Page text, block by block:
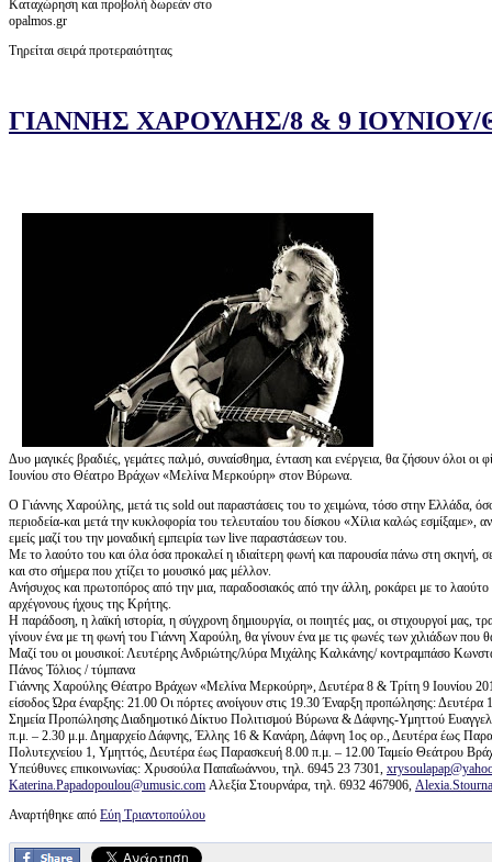
Καταχώρηση και προβολή δωρεάν στο
opalmos.gr
Τηρείται σειρά προτεραιότητας
ΓΙΑΝΝΗΣ ΧΑΡΟΥΛΗΣ/8 & 9
Δυο μαγικές βραδιές, γεμάτες παλμό, συναίσθημα, ένταση και ενέργεια, θα ζήσουν όλοι
Ιουνίου στο Θέατρο Βράχων «Μελίνα Μερκούρη» στον Βύρωνα.
Ο Γιάννης Χαρούλης, μετά τις sold out παραστάσεις του το χειμώνα, τόσο στην Ελλάδα,
περιοδεία-και μετά την κυκλοφορία του τελευταίου του δίσκου «Χίλια καλώς εσμίξαμε»,
εμείς μαζί του την μοναδική εμπειρία των live παραστάσεων του.
Με το λαούτο του και όλα όσα προκαλεί η ιδιαίτερη φωνή και παρουσία πάνω στη σκηνή,
και στο σήμερα που χτίζει το μουσικό μας μέλλον.
Ανήσυχος και πρωτοπόρος από την μια, παραδοσιακός από την άλλη, ροκάρει με το
αρχέγονους ήχους της Κρήτης.
Η παράδοση, η λαϊκή ιστορία, η σύγχρονη δημιουργία, οι ποιητές μας, οι στιχουργοί μας,
γίνουν ένα με τη φωνή του Γιάννη Χαρούλη, θα γίνουν ένα με τις φωνές των χιλιάδων που
Μαζί του οι μουσικοί: Λευτέρης Ανδριώτης/λύρα Μιχάλης Καλκάνης/ κοντραμπάσο
Πάνος Τόλιος / τύμπανα
Γιάννης Χαρούλης Θέατρο Βράχων «Μελίνα Μερκούρη», Δευτέρα 8 & Τρίτη 9 Ιουνίου
είσοδος Ώρα έναρξης: 21.00 Οι πόρτες ανοίγουν στις 19.30 Έναρξη προπώλησης: Δευτέρα
Σημεία Προπώλησης Διαδημοτικό Δίκτυο Πολιτισμού Βύρωνα & Δάφνης-Υμηττού
π.μ. – 2.30 μ.μ. Δημαρχείο Δάφνης, Έλλης 16 & Κανάρη, Δάφνη 1ος ορ., Δευτέρα έως
Πολυτεχνείου 1, Υμηττός, Δευτέρα έως Παρασκευή 8.00 π.μ. – 12.00 Ταμείο Θεάτρου
Υπεύθυνες επικοινωνίας: Χρυσούλα Παπαΐωάννου, τηλ. 6945 23 7301,
Katerina.Papadopoulou@umusic.com Αλεξία Στουρνάρα, τηλ. 6932 467906,
Αναρτήθηκε από Εύη Τριαντοπούλου